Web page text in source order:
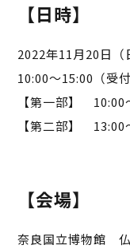
【日時】
2022年11月20日（
10:00～15:00（受
【第一部】 10:00
【第二部】 13:00
【会場】
奈良国立博物館